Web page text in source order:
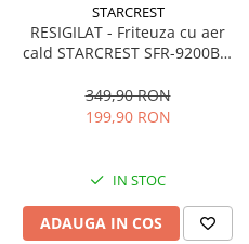
STARCREST
RESIGILAT - Friteuza cu aer
cald STARCREST SFR-9200BK,
Termostat 80 - 200 °C, 8
programe predefinite, Negru
349,90 RON
199,90 RON
IN STOC
ADAUGA IN COS